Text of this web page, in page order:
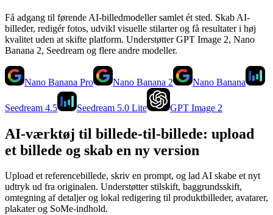
Få adgang til førende AI-billedmodeller samlet ét sted. Skab AI-
billeder, redigér fotos, udvikl visuelle stilarter og få resultater i høj
kvalitet uden at skifte platform. Understøtter GPT Image 2, Nano
Banana 2, Seedream og flere andre modeller.
Nano Banana Pro Nano Banana 2 Nano Banana
Seedream 4.5 Seedream 5.0 Lite GPT Image 2
AI-værktøj til billede-til-billede: upload
et billede og skab en ny version
Upload et referencebillede, skriv en prompt, og lad AI skabe et nyt
udtryk ud fra originalen. Understøtter stilskift, baggrundsskift,
omtegning af detaljer og lokal redigering til produktbilleder, avatarer,
plakater og SoMe-indhold.